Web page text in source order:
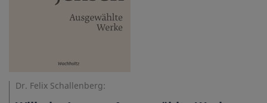
Dr. Felix Schallenberg: